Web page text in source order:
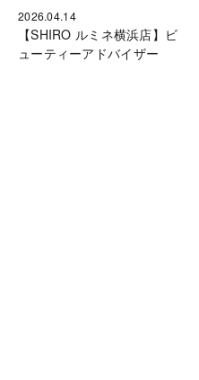
2026.04.14
【SHIRO ルミネ横浜店】ビ
ューティーアドバイザー